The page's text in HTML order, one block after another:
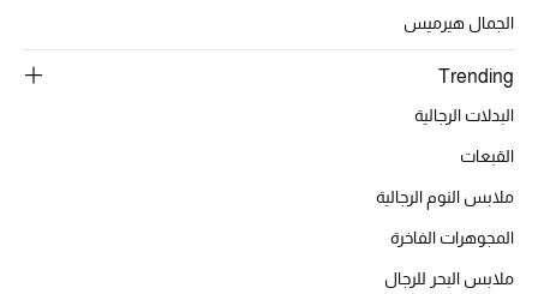
حقائب الأطفال
الجمال هيرميس
Trending
البدلات الرجالية
القبعات
ملابس النوم الرجالية
المجوهرات الفاخرة
ملابس البحر للرجال